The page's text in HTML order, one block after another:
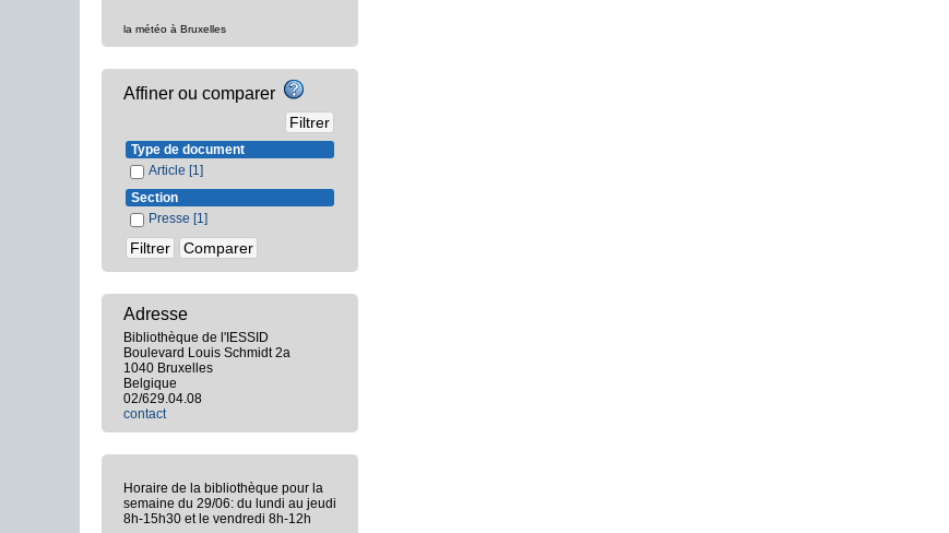
la météo à Bruxelles
Affiner ou comparer
Type de document
Article [1]
Section
Presse [1]
Adresse
Bibliothèque de l'IESSID
Boulevard Louis Schmidt 2a
1040 Bruxelles
Belgique
02/629.04.08
contact
Horaire de la bibliothèque pour la
semaine du 29/06: du lundi au jeudi
8h-15h30 et le vendredi 8h-12h